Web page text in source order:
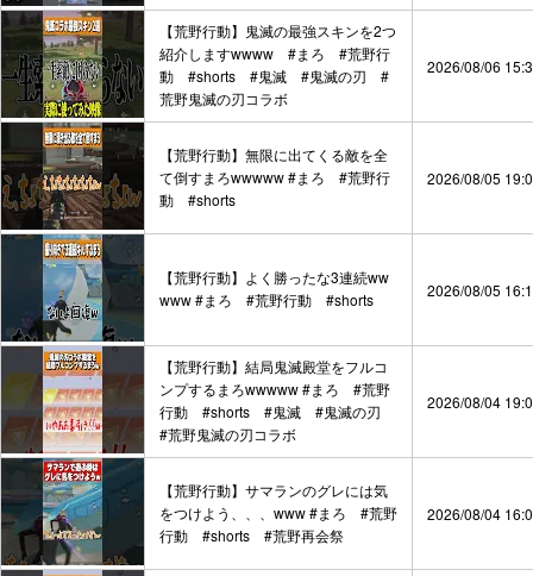
【荒野行動】鬼滅の最強スキンを2つ
紹介しますwwww #まろ #荒野行
動 #shorts #鬼滅 #鬼滅の刃 #
荒野鬼滅の刃コラボ
2026/08/06
【荒野行動】無限に出てくる敵を全
て倒すまろwwwww #まろ #荒野行
動 #shorts
2026/08/05
【荒野行動】よく勝ったな3連続ww
www #まろ #荒野行動 #shorts
2026/08/05
【荒野行動】結局鬼滅殿堂をフルコ
ンプするまろwwwww #まろ #荒野
行動 #shorts #鬼滅 #鬼滅の刃
#荒野鬼滅の刃コラボ
2026/08/04
【荒野行動】サマランのグレには気
をつけよう、、、www #まろ #荒野
行動 #shorts #荒野再会祭
2026/08/04